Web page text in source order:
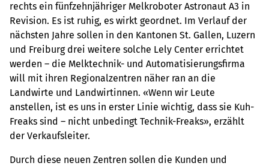
rechts ein fünfzehnjähriger Melkroboter Astronaut A3 in
Revision. Es ist ruhig, es wirkt geordnet. Im Verlauf der
nächsten Jahre sollen in den Kantonen St. Gallen, Luzern
und Freiburg drei weitere solche Lely Center errichtet
werden – die Melktechnik- und Automatisierungsfirma
will mit ihren Regionalzentren näher ran an die
Landwirte und Landwirtinnen. «Wenn wir Leute
anstellen, ist es uns in erster Linie wichtig, dass sie Kuh-
Freaks sind – nicht unbedingt Technik-Freaks», erzählt
der Verkaufsleiter.
Durch diese neuen Zentren sollen die Kunden und